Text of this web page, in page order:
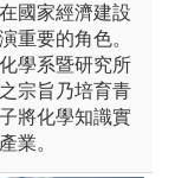
國家經濟建設
重要的角色。
學系暨研究所
宗旨乃培育青
將化學知識實
業。